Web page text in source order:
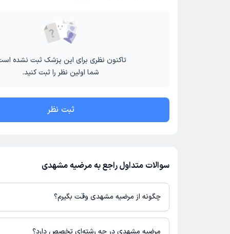
تاکنون نظری برای این پزشک ثبت نشده
شما اولین نظر را ثبت کنید.
ثبت نظر
سوالات متداول راجع به مرضیه مشهدی
چگونه از مرضیه مشهدی وقت بگیرم؟
در صورتی کهمرضیه مشهدیدارای پروفایل فعال و نوبت‌دهی باز در
می‌توانید از طریق این پلتفرم برای دریافت نوبت اقدام کنید. در صورت
مرضیه مشهدی در چه رشته‌ای تخصص دارد؟